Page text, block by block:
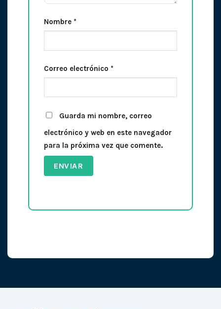
Nombre *
Correo electrónico *
Guarda mi nombre, correo
electrónico y web en este navegador
para la próxima vez que comente.